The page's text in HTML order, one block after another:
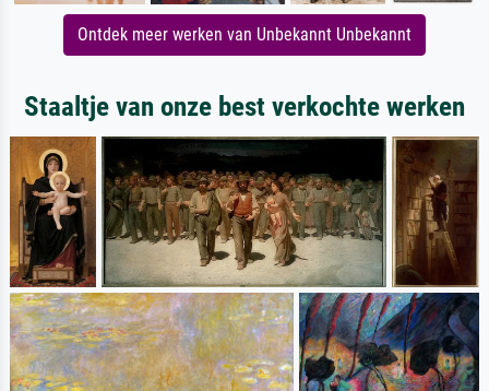
Ontdek meer werken van Unbekannt Unbekannt
Staaltje van onze best verkochte werken